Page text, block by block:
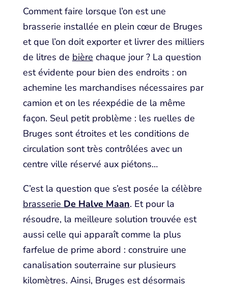
Comment faire lorsque l’on est une
brasserie installée en plein cœur de Bruges
et que l’on doit exporter et livrer des milliers
de litres de bière chaque jour ? La question
est évidente pour bien des endroits : on
achemine les marchandises nécessaires par
camion et on les réexpédie de la même
façon. Seul petit problème : les ruelles de
Bruges sont étroites et les conditions de
circulation sont très contrôlées avec un
centre ville réservé aux piétons…
C’est la question que s’est posée la célèbre
brasserie De Halve Maan. Et pour la
résoudre, la meilleure solution trouvée est
aussi celle qui apparaît comme la plus
farfelue de prime abord : construire une
canalisation souterraine sur plusieurs
kilomètres. Ainsi, Bruges est désormais